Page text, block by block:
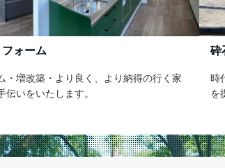
砕石製造販売
時代のニーズにあった砕石・砕砂・アスコン用
を提供します。